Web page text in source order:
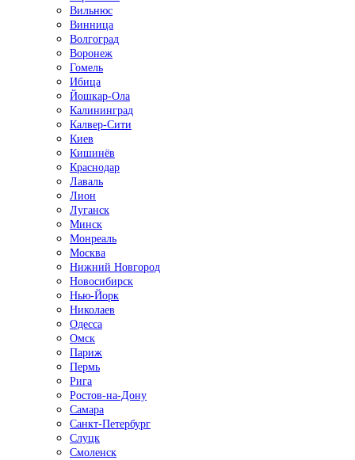
Вильнюс
Винница
Волгоград
Воронеж
Гомель
Ибица
Йошкар-Ола
Калининград
Калвер-Сити
Киев
Кишинёв
Краснодар
Лаваль
Лион
Луганск
Минск
Монреаль
Москва
Нижний Новгород
Новосибирск
Нью-Йорк
Николаев
Одесса
Омск
Париж
Пермь
Рига
Ростов-на-Дону
Самара
Санкт-Петербург
Слуцк
Смоленск